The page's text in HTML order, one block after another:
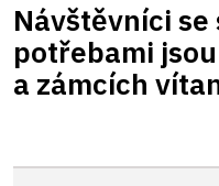
Návštěvníci
potřebami
a zámcích